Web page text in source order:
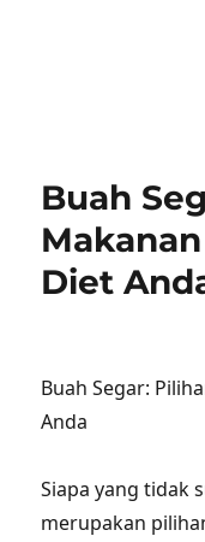
Buah
Diet
Buah Segar:
Anda
Siapa yang tidak
merupakan